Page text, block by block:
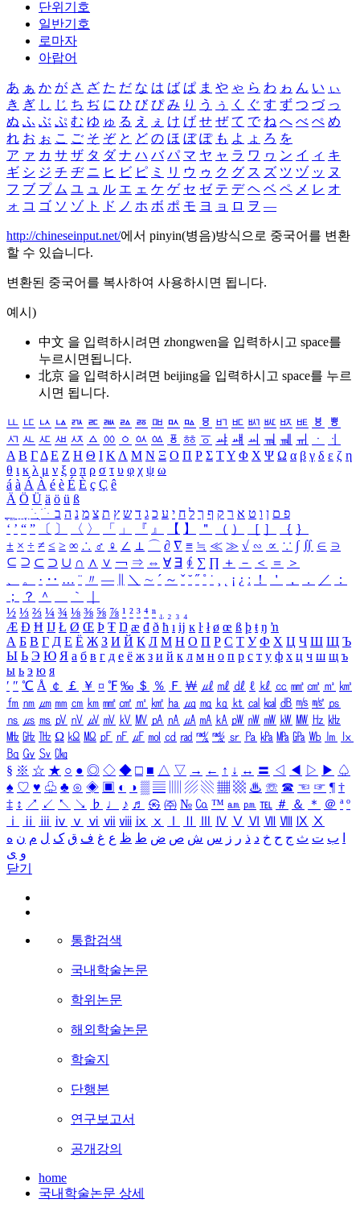
단위기호
일반기호
로마자
아랍어
あ ぁ か が さ ざ た だ な は ば ぱ ま や ゃ ら わ ゎ ん い ぃ
き ぎ し じ ち ぢ に ひ び ぴ み り う ぅ く ぐ す ず つ づ っ
ぬ ふ ぶ ぷ む ゆ ゅ る え ぇ け げ せ ぜ て で ね へ べ ぺ め
れ お ぉ こ ご そ ぞ と ど の ほ ぼ ぽ も よ ょ ろ を
ア ァ カ サ ザ タ ダ ナ ハ バ パ マ ヤ ャ ラ ワ ヮ ン イ ィ キ
ギ シ ジ チ ヂ ニ ヒ ビ ピ ミ リ ウ ゥ ク グ ス ズ ツ ヅ ッ ヌ
フ ブ プ ム ユ ュ ル エ ェ ケ ゲ セ ゼ テ デ ヘ ベ ペ メ レ オ
ォ コ ゴ ソ ゾ ト ド ノ ホ ボ ポ モ ヨ ョ ロ ヲ ―
http://chineseinput.net/에서 pinyin(병음)방식으로 중국어를 변환
할 수 있습니다.
변환된 중국어를 복사하여 사용하시면 됩니다.
예시)
中文 을 입력하시려면 zhongwen을 입력하시고 space를
누르시면됩니다.
北京 을 입력하시려면 beijing을 입력하시고 space를 누르
시면 됩니다.
ㅥ ㅦ ㅧ ㅨ ㅩ ㅪ ㅫ ㅬ ㅭ ㅮ ㅯ ㅰ ㅱ ㅲ ㅳ ㅴ ㅵ ㅶ ㅷ ㅸ
ㅹ
ㅺ ㅻ ㅼ ㅽ ㅾ ㅿ ㆀ ㆁ ㆂ ㆃ ㆄ ㆅ ㆆ ㆇ ㆈ ㆉ ㆊ ㆋ ㆌ ㆍ
ㆎ
Α Β ΓΔ Ε Ζ Η Θ Ι ΚΛ Μ Ν Ξ Ο Π Ρ Σ ΤΥ Φ Χ Ψ Ω α β γ δ ε ζ η
θ ι κ λ μ ν ξ ο π ρ σ τ υ φ χ ψ ω
á à Á À é è É È ç Ç ê
Ä Ö Ü ä ö ü ß
ִֶֹ ֻּ ׁׂ פ ם ן ו ט א ר ק ף ך ל ח י ע כ ג ד ש ץ ת צ מ נ ה ב
‘ ’ “ ” 〔 〕 〈 〉 「 」 『 』 【 】 ＂ （ ） ［ ］ ｛ ｝
± × ÷ ≠ ≤ ≥ ∞ ∴ ♂ ♀ ∠ ⊥ ⌒ ∂ ∇ ≡ ≒ ≪ ≫ √ ∽ ∝ ∵ ∫ ∬ ∈ ∋
⊆ ⊇ ⊂ ⊃ ∪ ∩ ∧ ∨ ￢ ⇒ ⇔ ∀ ∃ ∮ ∑ ∏ ＋ － ＜ ＝
＞
、
。 · ‥ … ¨ 〃 ― ＼ ∼ ´ ～ ˇ ˘ ˝ ˚ ˙ ¸ ¡ ¿ ː ！ ＇ ， ． ／
：
；
？ ＾ ｀
½ ⅓ ⅔ ¼ ¾ ⅛ ⅜ ⅝ ⅞ ¹ ² ³ ⁴ ⁿ ₁ ₂ ₃ ₄
Æ Ð Ħ Ĳ Ł Ø Œ Þ Ŧ Ŋ æ đ ð ħ ı ĳ ĸ ŀ ł ø œ ß þ ŧ ŋ ŉ
А Б В Г Д Е Ё Ж З И Й К Л М Н О П Р С Т У Ф Х Ц Ч Ш Щ Ъ
Ы Ь Э Ю Я а б в г д е ё ж з и й к л м н о п р с т у ф х ц ч ш щ ъ
ы ь э ю я
′ ″ ℃ Å ￠ ￡ ￥ ¤ ℉ ‰ ＄ ％ Ｆ ￦ ㎕ ㎖ ㎗ ℓ ㎘ ㏄ ㎣ ㎤ ㎥ ㎦
㎙ ㎚ ㎛ ㎜ ㎝ ㎞ ㎟ ㎠ ㎡ ㎢ ㏊ ㎍ ㎎ ㎏ ㏏ ㎈ ㎉ ㏈ ㎧ ㎨ ㎰
㎱ ㎲ ㎳ ㎴ ㎵ ㎶ ㎷ ㎸ ㎹ ㎀ ㎁ ㎂ ㎃ ㎄ ㎺ ㎻ ㎽ ㎾ ㎿ ㎐ ㎑
㎒ ㎓ ㎔ Ω ㏀ ㏁ ㎊ ㎋ ㎌ ㏖ ㏅ ㎭ ㎮ ㎯ ㏛ ㎩ ㎪ ㎫ ㎬ ㏝ ㏐
㏓
㏃ ㏉ ㏜ ㏆
§ ※ ☆ ★ ○ ● ◎ ◇ ◆ □ ■ △ ▽ → ← ↑ ↓ ↔ 〓 ◁ ◀ ▷ ▶ ♤
♠ ♡ ♥ ♧ ♣ ⊙ ◈ ▣ ◐ ◑ ▒ ▤ ▨ ▧ ▦ ▩ ♨ ☏ ☎ ☜ ☞ ¶ †
‡ ↕ ↗ ↙ ↖ ↘ ♭ ♩ ♪ ♬ ㉿ ㈜ № ㏇ ™ ㏂ ㏘ ℡ ＃ ＆ ＊ ＠ ª º
ⅰ
ⅱ ⅲ ⅳ ⅴ ⅵ ⅶ ⅷ ⅸ ⅹ Ⅳ Ⅴ Ⅵ Ⅶ Ⅷ Ⅸ Ⅹ
ب ت ث ج ح خ د ذ ر ز س ش ص ض ط ظ ع غ ف ق ک ل م ن ه
و ی
닫기
통합검색
국내학술논문
학위논문
해외학술논문
학술지
단행본
연구보고서
공개강의
home
국내학술논문 상세